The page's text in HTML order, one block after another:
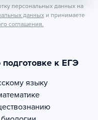
персональных данных на
данных и принимаете
соглашения.
к ЕГЭ
языку